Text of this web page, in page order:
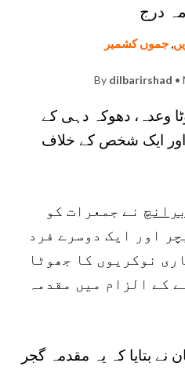
درج
,جموں کشمیر
By dilbarirshad •
وعدہ، دھوکہ دہی کے
اور ایک شخص کے خلاف
نے جمعرات کو
اور ایک دوسرے فرد
نوکریوں کا جھوٹا
کے الزام میں مقدمہ
نے بتایا کہ یہ مقدمہ گجر